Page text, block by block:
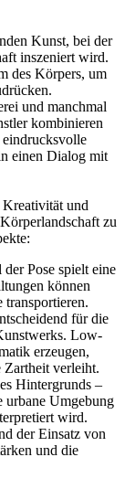
Kunst, bei der
inszeniert wird.
des Körpers, um
und manchmal
kombinieren
einen Dialog mit
und
zu
Pose spielt eine
können
für die
Low-
erzeugen,
Zartheit verleiht.
Hintergrunds –
urbane Umgebung
wird.
der Einsatz von
und die